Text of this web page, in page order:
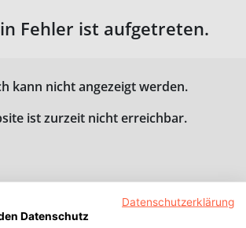
Fehler ist aufgetreten.
kann nicht angezeigt werden.
ist zurzeit nicht erreichbar.
Datenschutzerklärung
Datenschutz